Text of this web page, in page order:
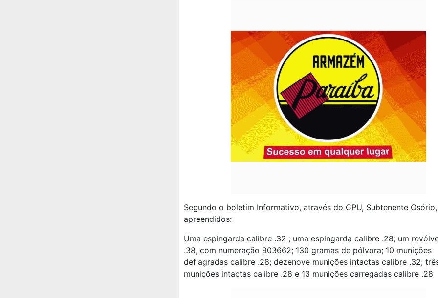
Segundo o boletim Informativo, através do CPU, Subtenente
apreendidos:
Uma espingarda calibre .32 ; uma espingarda calibre .28; um
.38, com numeração 903662; 130 gramas de pólvora; 10 munições
deflagradas calibre .28; dezenove munições intactas calibre .32;
munições intactas calibre .28 e 13 munições carregadas calibre .28